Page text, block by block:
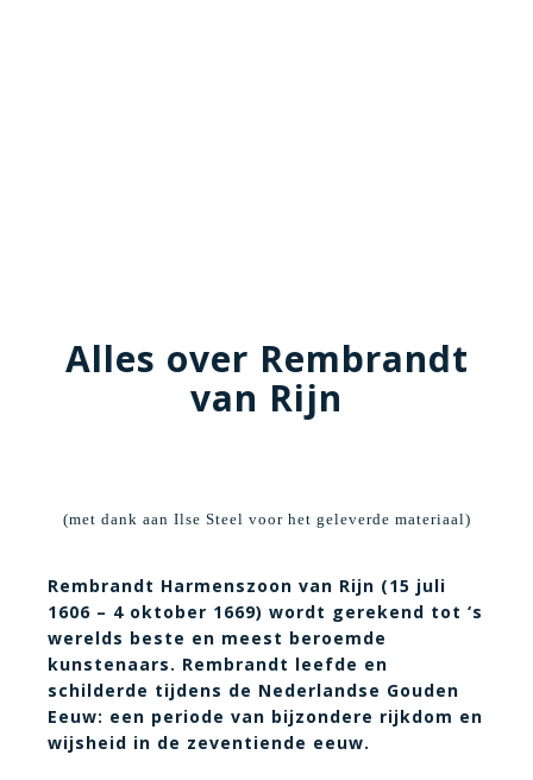
Alles over Rembrandt
van Rijn
(met dank aan Ilse Steel voor het geleverde materiaal)
Rembrandt Harmenszoon van Rijn (15 juli
1606 – 4 oktober 1669) wordt gerekend tot ‘s
werelds beste en meest beroemde
kunstenaars. Rembrandt leefde en
schilderde tijdens de Nederlandse Gouden
Eeuw: een periode van bijzondere rijkdom en
wijsheid in de zeventiende eeuw.